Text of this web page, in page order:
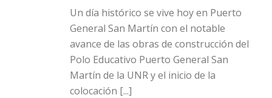
Un día histórico se vive hoy en Puerto
General San Martín con el notable
avance de las obras de construcción del
Polo Educativo Puerto General San
Martín de la UNR y el inicio de la
colocación [...]